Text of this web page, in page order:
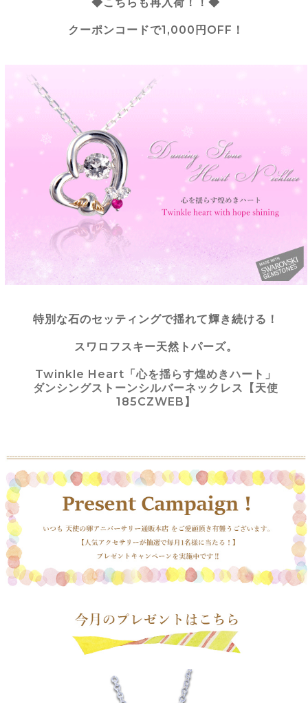
クーポンコードで1,000円OFF！
特別な石のセッティングで揺れて輝き続ける！
スワロフスキー天然トパーズ。
Twinkle Heart「心を揺らす煌めきハート」
ダンシングストーンシルバーネックレス【天使
185CZWEB】